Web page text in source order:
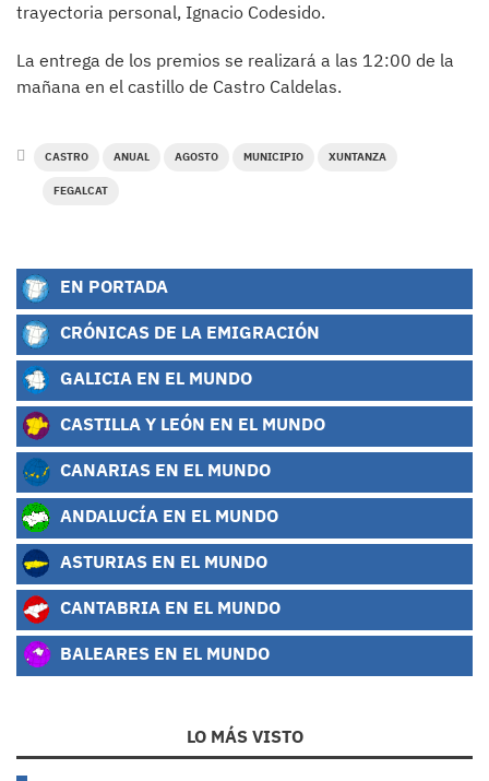
trayectoria personal, Ignacio Codesido.
La entrega de los premios se realizará a las 12:00 de la
mañana en el castillo de Castro Caldelas.
CASTRO ANUAL AGOSTO MUNICIPIO XUNTANZA
FEGALCAT
EN PORTADA
CRÓNICAS DE LA EMIGRACIÓN
GALICIA EN EL MUNDO
CASTILLA Y LEÓN EN EL MUNDO
CANARIAS EN EL MUNDO
ANDALUCÍA EN EL MUNDO
ASTURIAS EN EL MUNDO
CANTABRIA EN EL MUNDO
BALEARES EN EL MUNDO
LO MÁS VISTO